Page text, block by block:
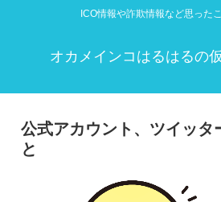
ICO情報や詐欺情報など思った
オカメインコはるはるの
公式アカウント、ツイッタ
と